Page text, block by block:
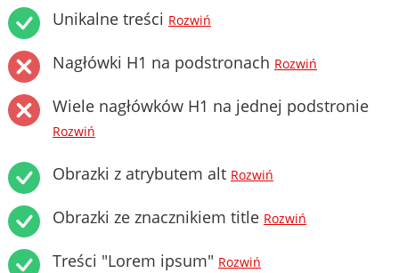
Unikalne treści Rozwiń
Nagłówki H1 na podstronach Rozwiń
Wiele nagłówków H1 na jednej podstronie
Rozwiń
Obrazki z atrybutem alt Rozwiń
Obrazki ze znacznikiem title Rozwiń
Treści "Lorem ipsum" Rozwiń